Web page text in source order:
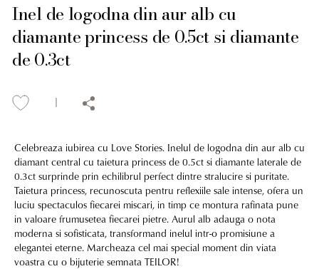
Inel de logodna din aur alb cu
diamante princess de 0.5ct si diamante
de 0.3ct
Celebreaza iubirea cu Love Stories. Inelul de logodna din aur alb cu
diamant central cu taietura princess de 0.5ct si diamante laterale de
0.3ct surprinde prin echilibrul perfect dintre stralucire si puritate.
Taietura princess, recunoscuta pentru reflexiile sale intense, ofera un
luciu spectaculos fiecarei miscari, in timp ce montura rafinata pune
in valoare frumusetea fiecarei pietre. Aurul alb adauga o nota
moderna si sofisticata, transformand inelul intr-o promisiune a
elegantei eterne. Marcheaza cel mai special moment din viata
voastra cu o bijuterie semnata TEILOR!